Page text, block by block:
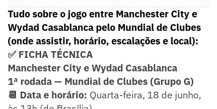
Tudo sobre o jogo entre Manchester City e
Wydad Casablanca pelo Mundial de Clubes
(onde assistir, horário, escalações e local):
✅ FICHA TÉCNICA
Manchester City e Wydad Casablanca
1ª rodada — Mundial de Clubes(Grupo G)
📆 Data e horário: Quarta-feira, 18 de junho,